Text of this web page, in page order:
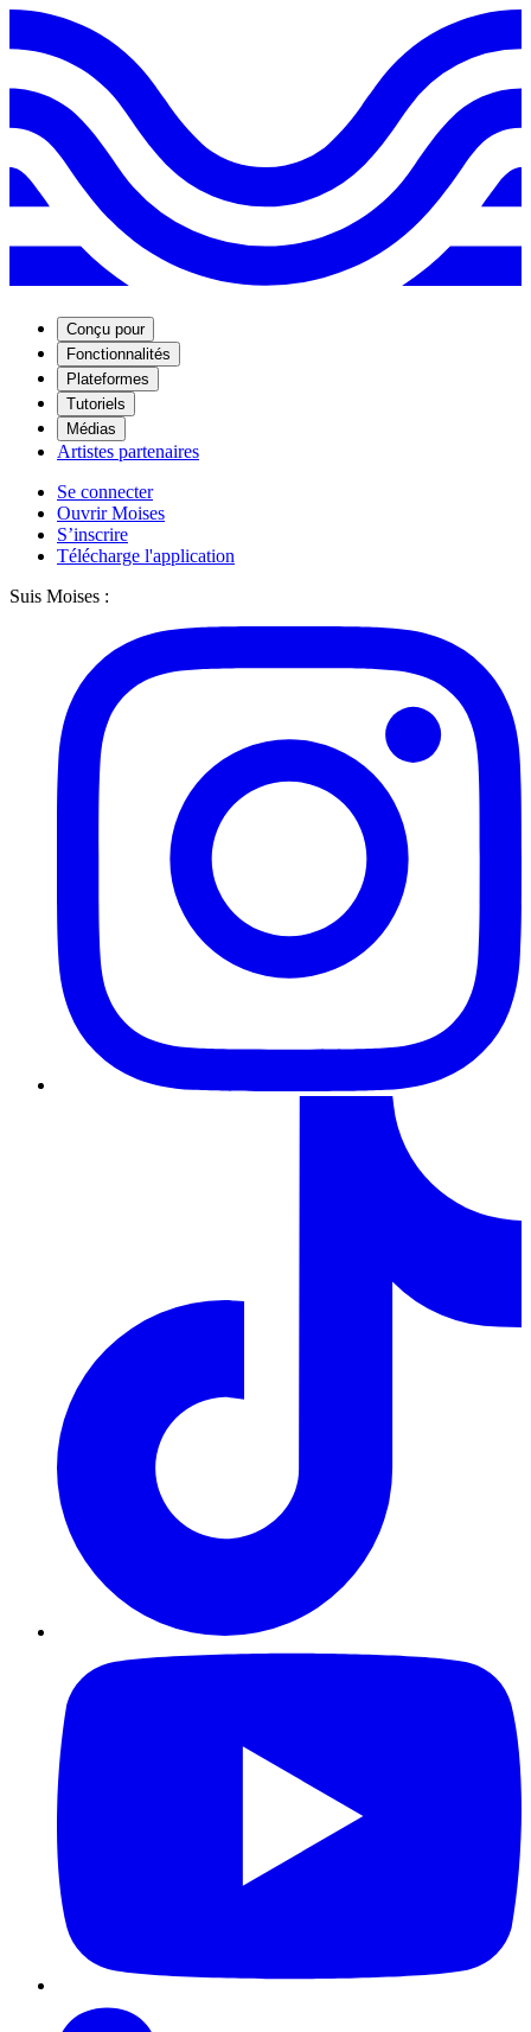
Conçu pour
Fonctionnalités
Plateformes
Tutoriels
Médias
Artistes partenaires
Se connecter
Ouvrir Moises
S’inscrire
Télécharge l'application
Suis Moises :